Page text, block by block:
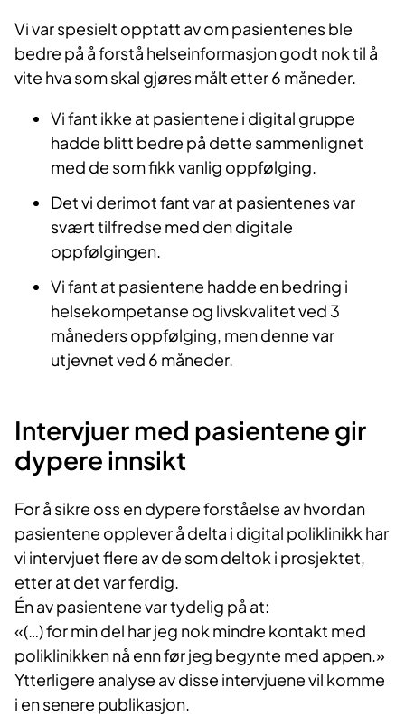
Vi var spesielt opptatt av om pasientenes ble
bedre på å forstå helseinformasjon godt nok til å
vite hva som skal gjøres målt etter 6 måneder.
Vi fant ikke at pasientene i digital gruppe
hadde blitt bedre på dette sammenlignet
med de som fikk vanlig oppfølging.
Det vi derimot fant var at pasientenes var
svært tilfredse med den digitale
oppfølgingen.
Vi fant at pasientene hadde en bedring i
helsekompetanse og livskvalitet ved 3
måneders oppfølging, men denne var
utjevnet ved 6 måneder.
Intervjuer med pasientene gir
dypere innsikt
For å sikre oss en dypere forståelse av hvordan
pasientene opplever å delta i digital poliklinikk har
vi intervjuet flere av de som deltok i prosjektet,
etter at det var ferdig.
Én av pasientene var tydelig på at:
«(…) for min del har jeg nok mindre kontakt med
poliklinikken nå enn før jeg begynte med appen.»
Ytterligere analyse av disse intervjuene vil komme
i en senere publikasjon.